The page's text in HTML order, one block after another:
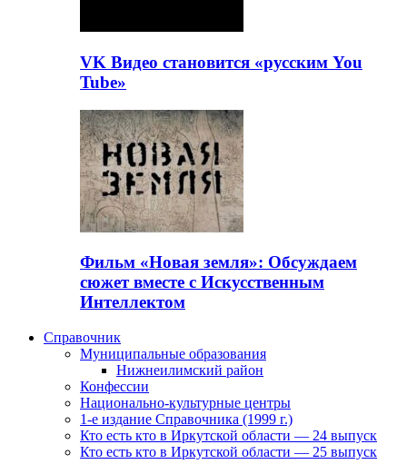
VK Видео становится «русским You
Tube»
Фильм «Новая земля»: Обсуждаем
сюжет вместе с Искусственным
Интеллектом
Справочник
Муниципальные образования
Нижнеилимский район
Конфессии
Национально-культурные центры
1-е издание Справочника (1999 г.)
Кто есть кто в Иркутской области — 24 выпуск
Кто есть кто в Иркутской области — 25 выпуск